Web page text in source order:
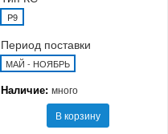
P9
Период поставки
МАЙ - НОЯБРЬ
Наличие: много
В корзину